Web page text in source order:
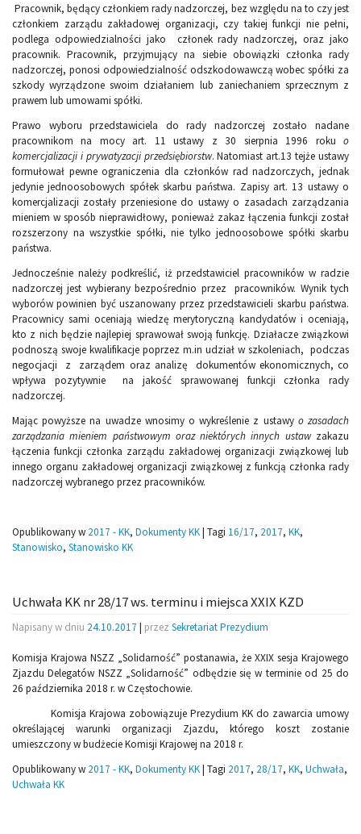
Pracownik, będący członkiem rady nadzorczej, bez względu na to czy jest
członkiem zarządu zakładowej organizacji, czy takiej funkcji nie pełni,
podlega odpowiedzialności jako członek rady nadzorczej, oraz jako
pracownik. Pracownik, przyjmujący na siebie obowiązki członka rady
nadzorczej, ponosi odpowiedzialność odszkodowawczą wobec spółki za
szkody wyrządzone swoim działaniem lub zaniechaniem sprzecznym z
prawem lub umowami spółki.
Prawo wyboru przedstawiciela do rady nadzorczej zostało nadane
pracownikom na mocy art. 11 ustawy z 30 sierpnia 1996 roku o
komercjalizacji i prywatyzacji przedsiębiorstw. Natomiast art.13 tejże ustawy
formułował pewne ograniczenia dla członków rad nadzorczych, jednak
jedynie jednoosobowych spółek skarbu państwa. Zapisy art. 13 ustawy o
komercjalizacji zostały przeniesione do ustawy o zasadach zarządzania
mieniem w sposób nieprawidłowy, ponieważ zakaz łączenia funkcji został
rozszerzony na wszystkie spółki, nie tylko jednoosobowe spółki skarbu
państwa.
Jednocześnie należy podkreślić, iż przedstawiciel pracowników w radzie
nadzorczej jest wybierany bezpośrednio przez pracowników. Wynik tych
wyborów powinien być uszanowany przez przedstawicieli skarbu państwa.
Pracownicy sami oceniają wiedzę merytoryczną kandydatów i oceniają,
kto z nich będzie najlepiej sprawował swoją funkcję. Działacze związkowi
podnoszą swoje kwalifikacje poprzez m.in udział w szkoleniach, podczas
negocjacji z zarządem oraz analizę dokumentów ekonomicznych, co
wpływa pozytywnie na jakość sprawowanej funkcji członka rady
nadzorczej.
Mając powyższe na uwadze wnosimy o wykreślenie z ustawy o zasadach
zarządzania mieniem państwowym oraz niektórych innych ustaw zakazu
łączenia funkcji członka zarządu zakładowej organizacji związkowej lub
innego organu zakładowej organizacji związkowej z funkcją członka rady
nadzorczej wybranego przez pracowników.
Opublikowany w 2017 - KK, Dokumenty KK| Tagi 16/17, 2017, KK,
Stanowisko, Stanowisko KK
Uchwała KK nr 28/17 ws. terminu i miejsca XXIX KZD
Napisany w dniu 24.10.2017 | przez Sekretariat Prezydium
Komisja Krajowa NSZZ „Solidarność” postanawia, że XXIX sesja Krajowego
Zjazdu Delegatów NSZZ „Solidarność” odbędzie się w terminie od 25 do
26 października 2018 r. w Częstochowie.
Komisja Krajowa zobowiązuje Prezydium KK do zawarcia umowy
określającej warunki organizacji Zjazdu, którego koszt zostanie
umieszczony w budżecie Komisji Krajowej na 2018 r.
Opublikowany w 2017 - KK, Dokumenty KK Tagi 2017, 28/17, KK, Uchwała,
Uchwała KK